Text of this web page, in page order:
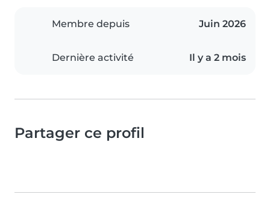
Membre depuis Juin 2026
Dernière activité Il y a 2 mois
Partager ce profil